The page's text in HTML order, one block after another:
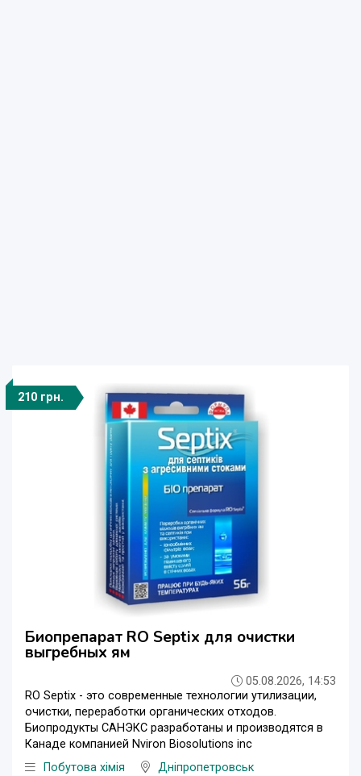
210 грн.
Биопрепарат RO Septix для очистки
выгребных ям
05.08.2026, 14:53
RО Septix - это современные технологии утилизации,
очистки, переработки органических отходов.
Биопродукты САНЭКС разработаны и производятся в
Канаде компанией Nviron Biosolutions inc
Побутова хімія
Дніпропетровськ